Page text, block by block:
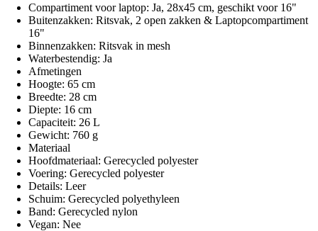
Compartiment voor laptop: Ja, 28x45 cm, geschikt voor 16"
Buitenzakken: Ritsvak, 2 open zakken & Laptopcompartiment
16"
Binnenzakken: Ritsvak in mesh
Waterbestendig: Ja
Afmetingen
Hoogte: 65 cm
Breedte: 28 cm
Diepte: 16 cm
Capaciteit: 26 L
Gewicht: 760 g
Materiaal
Hoofdmateriaal: Gerecycled polyester
Voering: Gerecycled polyester
Details: Leer
Schuim: Gerecycled polyethyleen
Band: Gerecycled nylon
Vegan: Nee